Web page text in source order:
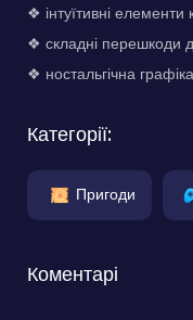
❖ інтуїтивні
❖ складні перешкоди
❖ ностальгічна
Категорії:
Пригоди
Коментарі